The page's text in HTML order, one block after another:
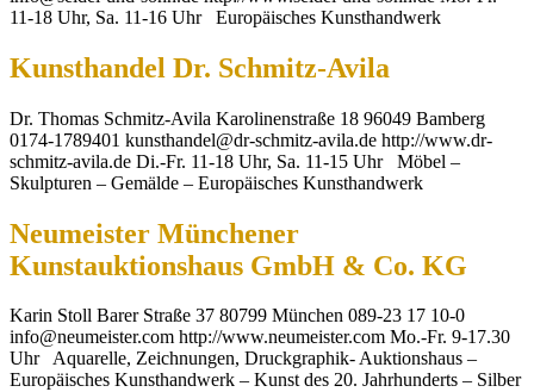
11-18 Uhr, Sa. 11-16 Uhr Europäisches Kunsthandwerk
Kunsthandel Dr. Schmitz-Avila
Dr. Thomas Schmitz-Avila Karolinenstraße 18 96049 Bamberg
0174-1789401 kunsthandel@dr-schmitz-avila.de http://www.dr-
schmitz-avila.de Di.-Fr. 11-18 Uhr, Sa. 11-15 Uhr Möbel –
Skulpturen – Gemälde – Europäisches Kunsthandwerk
Neumeister Münchener
Kunstauktionshaus GmbH & Co. KG
Karin Stoll Barer Straße 37 80799 München 089-23 17 10-0
info@neumeister.com http://www.neumeister.com Mo.-Fr. 9-17.30
Uhr Aquarelle, Zeichnungen, Druckgraphik- Auktionshaus –
Europäisches Kunsthandwerk – Kunst des 20. Jahrhunderts – Silber